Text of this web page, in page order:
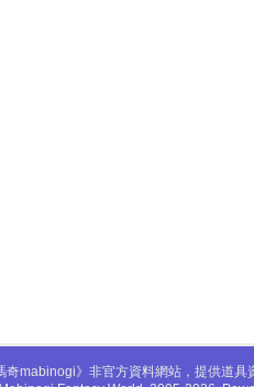
奇mabinogi》非官方資料網站，提供道